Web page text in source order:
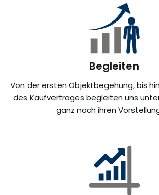
Begleiten
Von der ersten Objektbegehung, bis
des Kaufvertrages begleiten uns
ganz nach ihren